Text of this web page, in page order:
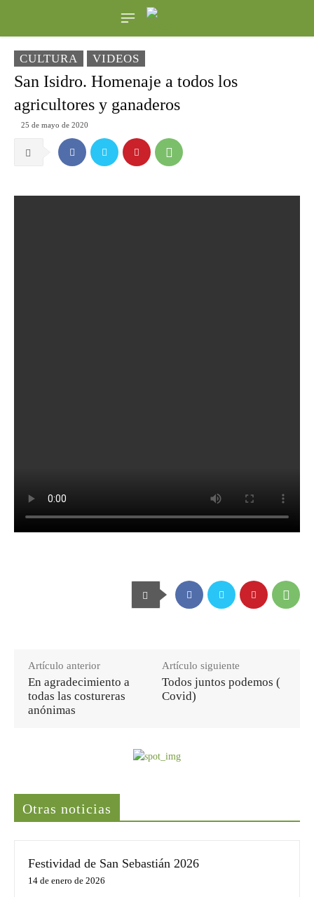
CULTURA VIDEOS
San Isidro. Homenaje a todos los
agricultores y ganaderos
25 de mayo de 2020
Artículo anterior
En agradecimiento a
todas las costureras
anónimas
Artículo siguiente
Todos juntos podemos (
Covid)
Otras noticias
Festividad de San Sebastián 2026
14 de enero de 2026